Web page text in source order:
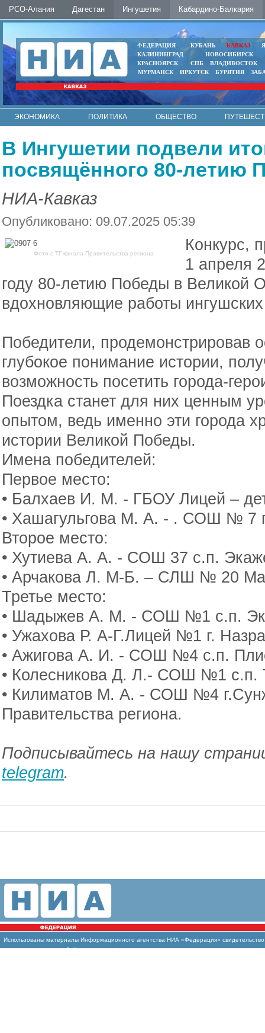
РСО-Алания Дагестан Ингушетия Кабардино-Балкария
ФЕДЕРАЦИЯ КУБАНЬ КАВКАЗ
КАЛИНИНГРАД
НОВОСИБИРСК
КРАСНОЯРСК
СПБ
ВЛАДИВОСТОК
МУРМАНСК
ИРКУТСК БУРЯТИЯ
ЭКОНОМИКА ПОЛИТИКА ОБЩЕСТВО
В Ингушетии подвели
посвящённого 80-летию
НИА-Кавказ
Опубликовано: 09.07.2025 05:39
Фото с ТГ-канала Правительства региона
Конкурс,
1 апреля
году 80-летию Победы в Великой
вдохновляющие работы
Победители, продемонстрировав
глубокое понимание истории,
возможность посетить города-
Поездка станет для них ценным
опытом, ведь именно эти города
истории Великой Победы.
Имена победителей:
Первое место:
• Балхаев И. М. - ГБОУ Лицей –
• Хашагульгова М. А. - . СОШ № 7
Второе место:
• Хутиева А. А. - СОШ 37 с.п.
• Арчакова Л. М-Б. – СЛШ № 20
Третье место:
• Шадыжев А. М. - СОШ №1 с.п.
• Ужахова Р. А-Г.Лицей №1 г.
• Ажигова А. И. - СОШ №4 с.п.
• Колесникова Д. Л.- СОШ №1 с.п.
• Килиматов М. А. - СОШ №4
Правительства региона.
Подписывайтесь на нашу
telegram.
Использованы материалы Информационного агентства НИА «Федерация»
массовых коммуникаций (Роскомнадзор)